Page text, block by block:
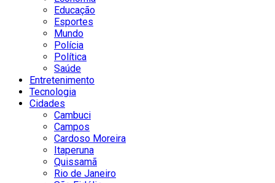
Educação
Esportes
Mundo
Polícia
Política
Saúde
Entretenimento
Tecnologia
Cidades
Cambuci
Campos
Cardoso Moreira
Itaperuna
Quissamã
Rio de Janeiro